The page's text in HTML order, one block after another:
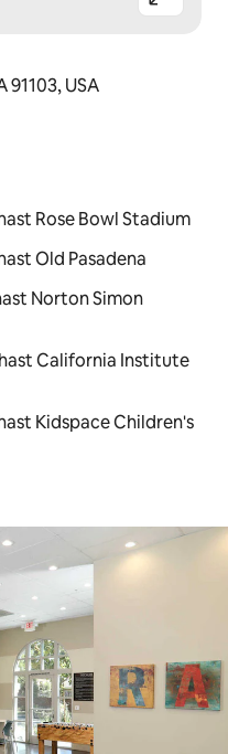
91103, USA
Rose Bowl Stadium
Old Pasadena
Norton Simon
California Institute
Kidspace Children's